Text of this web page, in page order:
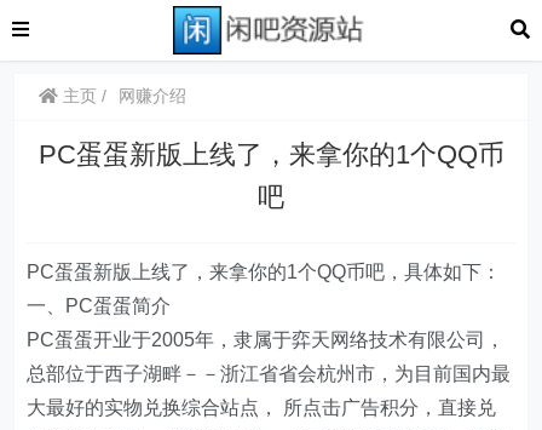
主页 网赚介绍
PC蛋蛋新版上线了，来拿你的1个QQ币
吧
PC蛋蛋新版上线了，来拿你的1个QQ币吧，具体如下：
一、PC蛋蛋简介
PC蛋蛋开业于2005年，隶属于弈天网络技术有限公司，
总部位于西子湖畔－－浙江省省会杭州市，为目前国内最
大最好的实物兑换综合站点， 所点击广告积分，直接兑